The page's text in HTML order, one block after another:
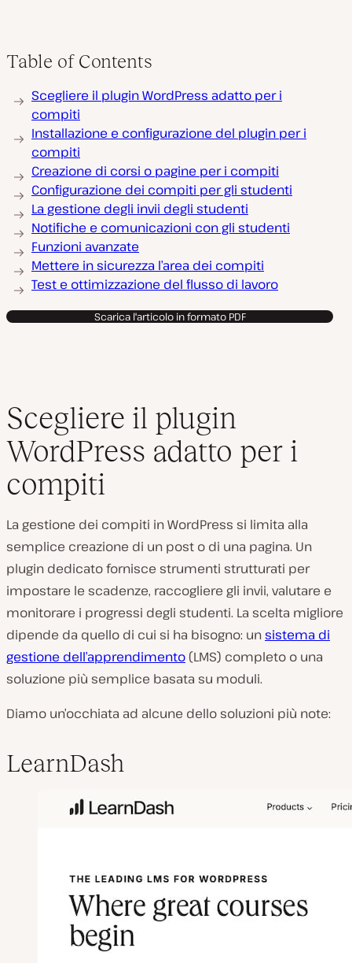
Table of Contents
Scegliere il plugin WordPress adatto per i
compiti
Installazione e configurazione del plugin per i
compiti
Creazione di corsi o pagine per i compiti
Configurazione dei compiti per gli studenti
La gestione degli invii degli studenti
Notifiche e comunicazioni con gli studenti
Funzioni avanzate
Mettere in sicurezza l’area dei compiti
Test e ottimizzazione del flusso di lavoro
Scarica l'articolo in formato PDF
Scegliere il plugin
WordPress adatto per i
compiti
La gestione dei compiti in WordPress si limita alla
semplice creazione di un post o di una pagina. Un
plugin dedicato fornisce strumenti strutturati per
impostare le scadenze, raccogliere gli invii, valutare e
monitorare i progressi degli studenti. La scelta migliore
dipende da quello di cui si ha bisogno: unsistema di
gestione dell’apprendimento (LMS) completo o una
soluzione più semplice basata su moduli.
Diamo un’occhiata ad alcune dello soluzioni più note:
LearnDash